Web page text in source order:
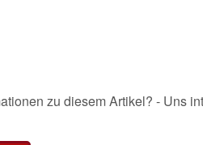
zu diesem Artikel? - Uns